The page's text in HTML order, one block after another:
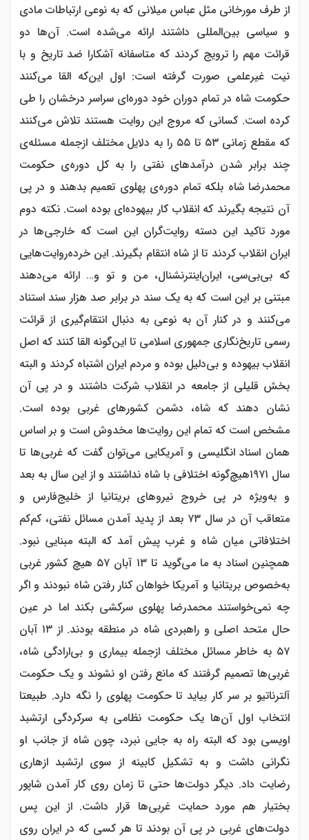
از طرف مورخانی مثل عباس میلانی که به نوعی ارتباطات مادی
و سیاسی بین‌المللی داشتند ارائه می‌شده است. آن‌ها دو
قرائت مهم را ترویج کردند که متاسفانه آشکارا ضد تاریخ و با
نیت غیرعلمی صورت گرفته است: اول این‌که القا می‌کنند
حکومت شاه در تمام دوران خود دوره‌ای سراسر درخشان را طی
کرده است. کسانی که مروج این روایت هستند تلاش می‌کنند
که مقطع زمانی ۵۳ تا ۵۵ را به دلایل مختلف ازجمله مسئله‌ی
چند برابر شدن درآمدهای نفتی را به کل دوره‌ی حکومت
محمدرضا شاه بلکه تمام دوره‌ی پهلوی تعمیم بدهند و در پی
آن نتیجه بگیرند که انقلاب کار بیهوده‌ای بوده است. نکته دوم
مورد تاکید این دسته روایت‌گران این است که خارجی‌ها در
ایران انقلاب کردند تا از شاه انتقام بگیرند. این خرده‌روایت‌هایی
که بی‌بی‌سی، ایران‌اینترنشنال، من و تو و… ارائه می‌دهند
مبتنی بر این است که به یک سند در برابر صد هزار سند استناد
می‌کنند و در کنار آن به نوعی به دنبال انتقام‌گیری از قرائت
رسمی تاریخ‌نگاری جمهوری اسلامی تا این‌گونه القا کنند که اصل
انقلاب بیهوده و بی‌دلیل بوده و مردم ایران اشتباه کردند و البته
بخش قلیلی از جامعه در انقلاب شرکت داشتند و در پی آن
نشان دهند که شاه، دشمن کشورهای غربی بوده است.
مشخص است که تمام این روایت‌ها مخدوش است و بر اساس
همان اسناد انگلیسی و آمریکایی می‌توان گفت که غربی‌ها تا
سال ۱۹۷۱هیچ‌گونه اختلافی با شاه نداشتند و از این سال به بعد
و به‌ویژه در پی خروج نیروهای بریتانیا از خلیج‌فارس و
متعاقب آن در سال ۷۳ بعد از پدید آمدن مسائل نفتی، کم‌کم
اختلافاتی میان شاه و غرب پیش آمد که البته مبنایی نبود.
همچنین اسناد به ما می‌گوید تا ۱۳ آبان ۵۷ هیچ کشور غربی
به‌خصوص بریتانیا و آمریکا خواهان کنار رفتن شاه نبودند و اگر
چه نمی‌خواستند محمدرضا پهلوی سرکشی بکند اما در عین
حال متحد اصلی و راهبردی شاه در منطقه بودند. از ۱۳ آبان
۵۷ به خاطر مسائل مختلف ازجمله بیماری و بی‌ارادگی شاه،
غربی‌ها تصمیم گرفتند که مانع رفتن او نشوند و یک حکومت
آلترناتیو بر سر کار بیاید تا حکومت پهلوی را نگه دارد. طبیعتا
انتخاب اول آن‌ها یک حکومت نظامی به سرکردگی ارتشبد
اویسی بود که البته راه به جایی نبرد، چون شاه از جانب او
نگرانی داشت و به تشکیل کابینه از سوی ارتشبد ازهاری
رضایت داد. دیگر دولت‌ها حتی تا زمان روی کار آمدن شاپور
بختیار هم مورد حمایت غربی‌ها قرار داشت. از این پس
دولت‌های غربی در پی آن بودند تا هر کسی که در ایران روی